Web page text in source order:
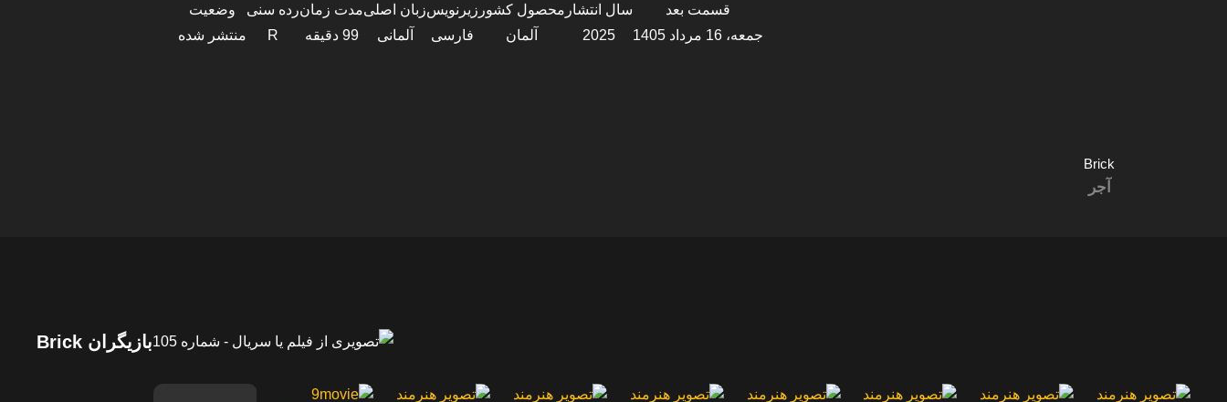
Brick
آجر
قسمت بعد
جمعه، 16 مرداد 1405
سال انتشار
2025
محصول کشور
آلمان
زیرنویس
فارسی
زبان اصلی
آلمانی
مدت زمان
99 دقیقه
رده سنی
R
وضعیت
منتشر شده
بازیگران Brick